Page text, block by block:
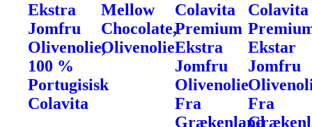
Ekstra
Jomfru
Olivenolie,
100 %
Portugisisk
Colavita
Mellow
Chocolate,
Olivenolie
Colavita
Premium
Ekstra
Jomfru
Olivenolie
Fra
Grækenland
Colavita
Ekstar
Jomfru
Fra